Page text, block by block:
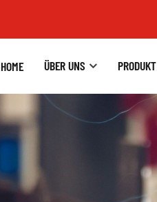
HOME ÜBER UNS PRODUKT